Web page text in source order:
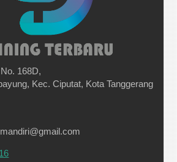
168D,
Kec. Ciputat, Kota Tanggerang